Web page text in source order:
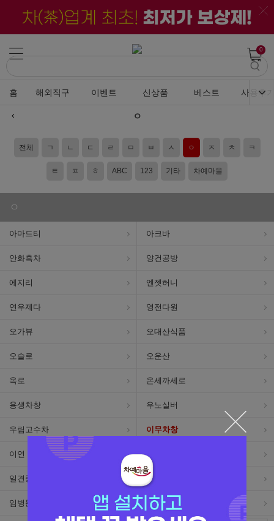
0
홈 해외직구 이벤트 신상품 베스트 사용후
ㅇ
전체 ㄱ ㄴ ㄷ ㄹ ㅁ ㅂ ㅅ ㅇ ㅈ ㅊ ㅋ
ㅌ ㅍ ㅎ ABC 123 기타 차예마을
ㅇ
아마드티 아크바
안화흑차 양건공방
에지리 엔젯허니
연우제다 영전다원
오가뷰 오대산식품
오슬로 오운산
옥로 온세까세로
용생차창 우노실버
우림고수차 이무차창
이연 이우야오
일견중예 일롱
임병문다원 임페리얼포슬린